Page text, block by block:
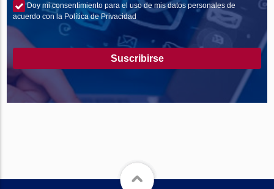
Doy mi consentimiento para el uso de mis datos personales de
acuerdo con la Política de Privacidad
Suscribirse